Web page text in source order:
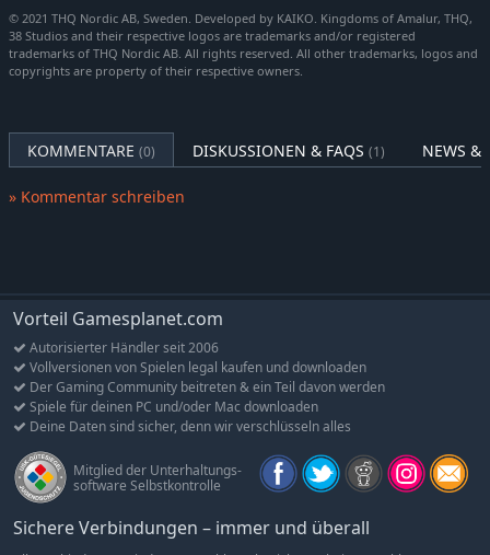
Stellen Sie sich dem Gott des Chaos in einer über 6-
stündigen Hauptquest mit einer fesselnden Story, die das
Spiel abschließt – mit neuen und wiederkehrenden
Gegner, Risse und Portale.
Die Stufenobergrenze wurde auf 50 angehoben.
Die Reise führt Sie zu zwei komplett neuen Arten von
Neue Gegner und Variationen existierender Gegner.
Neue Herstellungsgegenstände für Waffen, Gemmen und
Tränke mit neuen Reagenzien und Komponenten.
6 neue und einzigartige Rüstungssets mit sehr besonderen
und mächtigen Eigenschaften.
21 neue Waffen und Schilde (9 Chaoswaffen, 15
einzigartige).
Eigenschaften.
© 2021 THQ Nordic AB, Sweden. Developed by KAIKO. Kingdoms of Amalur, THQ,
38 Studios and their respective logos are trademarks and/or registered
trademarks of THQ Nordic AB. All rights reserved. All other trademarks, logos and
copyrights are property of their respective owners.
KOMMENTARE (0) DISKUSSIONEN & FAQS (1) NEWS &
» Kommentar schreiben
Vorteil Gamesplanet.com
Autorisierter Händler seit 2006
Vollversionen von Spielen legal kaufen und downloaden
Der Gaming Community beitreten & ein Teil davon werden
Spiele für deinen PC und/oder Mac downloaden
Deine Daten sind sicher, denn wir verschlüsseln alles
Mitglied der Unterhaltungs-
software Selbstkontrolle
Sichere Verbindungen – immer und überall